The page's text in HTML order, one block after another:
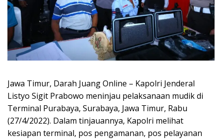
Jawa Timur, Darah Juang Online – Kapolri Jenderal
Listyo Sigit Prabowo meninjau pelaksanaan mudik di
Terminal Purabaya, Surabaya, Jawa Timur, Rabu
(27/4/2022). Dalam tinjauannya, Kapolri melihat
kesiapan terminal, pos pengamanan, pos pelayanan